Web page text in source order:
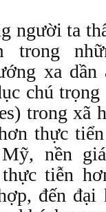
người ta
trong
xa dần
chú
trong xã
thực
nền
tiễn
đến